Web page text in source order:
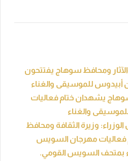
ومحافظ سوهاج يفتتحون
أبيدوس للموسيقى والغناء
يشهدان ختام فعاليات
والغناء
وزيرة الثقافة ومحافظ
مهرجان السويس
بمتحف السويس القومي.